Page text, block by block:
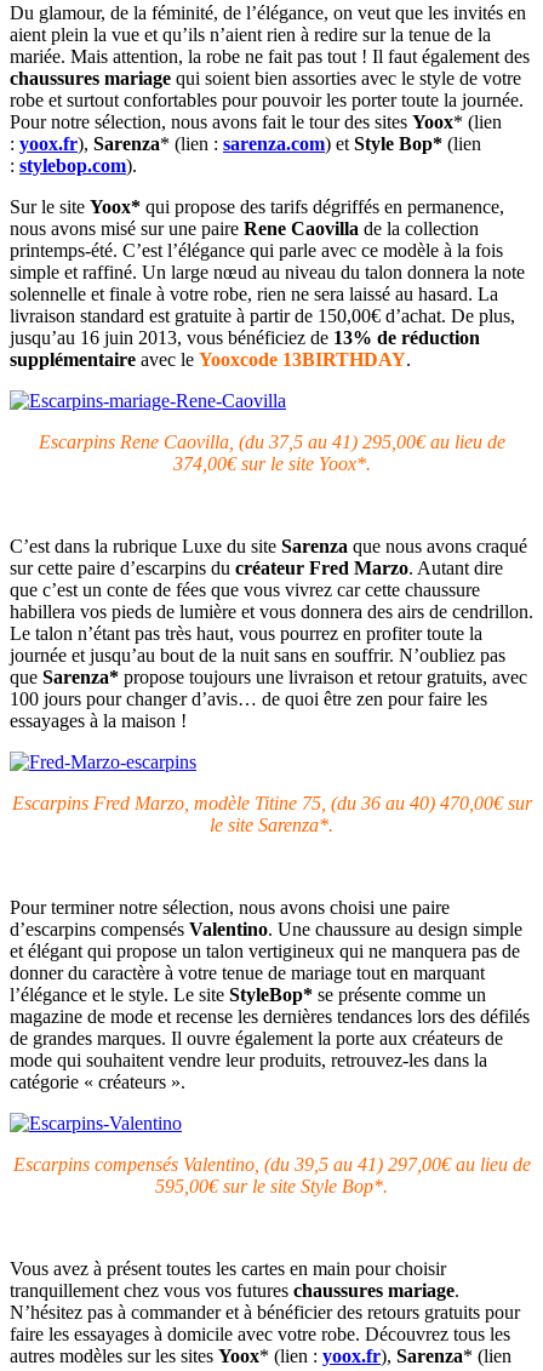
Du glamour, de la féminité, de l’élégance, on veut que les invités en
aient plein la vue et qu’ils n’aient rien à redire sur la tenue de la
mariée. Mais attention, la robe ne fait pas tout ! Il faut également des
chaussures mariage qui soient bien assorties avec le style de votre
robe et surtout confortables pour pouvoir les porter toute la journée.
Pour notre sélection, nous avons fait le tour des sites Yoox* (lien
: yoox.fr), Sarenza* (lien : sarenza.com) et Style Bop* (lien
: stylebop.com).
Sur le site Yoox* qui propose des tarifs dégriffés en permanence,
nous avons misé sur une paire Rene Caovilla de la collection
printemps-été. C’est l’élégance qui parle avec ce modèle à la fois
simple et raffiné. Un large nœud au niveau du talon donnera la note
solennelle et finale à votre robe, rien ne sera laissé au hasard. La
livraison standard est gratuite à partir de 150,00€ d’achat. De plus,
jusqu’au 16 juin 2013, vous bénéficiez de 13% de réduction
supplémentaire avec le Yooxcode 13BIRTHDAY.
Escarpins Rene Caovilla, (du 37,5 au 41) 295,00€ au lieu de
374,00€ sur le site Yoox*.
C’est dans la rubrique Luxe du site Sarenza que nous avons craqué
sur cette paire d’escarpins du créateur Fred Marzo. Autant dire
que c’est un conte de fées que vous vivrez car cette chaussure
habillera vos pieds de lumière et vous donnera des airs de cendrillon.
Le talon n’étant pas très haut, vous pourrez en profiter toute la
journée et jusqu’au bout de la nuit sans en souffrir. N’oubliez pas
que Sarenza* propose toujours une livraison et retour gratuits, avec
100 jours pour changer d’avis… de quoi être zen pour faire les
essayages à la maison !
Escarpins Fred Marzo, modèle Titine 75, (du 36 au 40) 470,00€ sur
le site Sarenza*.
Pour terminer notre sélection, nous avons choisi une paire
d’escarpins compensés Valentino. Une chaussure au design simple
et élégant qui propose un talon vertigineux qui ne manquera pas de
donner du caractère à votre tenue de mariage tout en marquant
l’élégance et le style. Le site StyleBop* se présente comme un
magazine de mode et recense les dernières tendances lors des défilés
de grandes marques. Il ouvre également la porte aux créateurs de
mode qui souhaitent vendre leur produits, retrouvez-les dans la
catégorie « créateurs ».
Escarpins compensés Valentino, (du 39,5 au 41) 297,00€ au lieu de
595,00€ sur le site Style Bop*.
Vous avez à présent toutes les cartes en main pour choisir
tranquillement chez vous vos futures chaussures mariage.
N’hésitez pas à commander et à bénéficier des retours gratuits pour
faire les essayages à domicile avec votre robe. Découvrez tous les
autres modèles sur les sites Yoox* (lien : yoox.fr), Sarenza* (lien